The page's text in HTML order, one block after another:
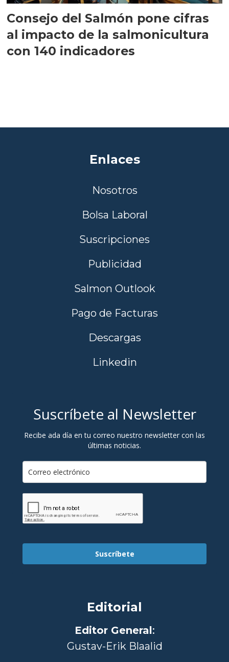
Consejo del Salmón pone cifras
al impacto de la salmonicultura
con 140 indicadores
Enlaces
Nosotros
Bolsa Laboral
Suscripciones
Publicidad
Salmon Outlook
Pago de Facturas
Descargas
Linkedin
Suscríbete al Newsletter
Recibe ada día en tu correo nuestro newsletter con las
últimas noticias.
Suscríbete
Editorial
Editor General:
Gustav-Erik Blaalid